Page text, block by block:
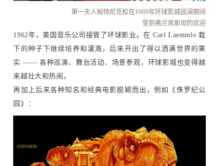
第一夫人帕特尼克松在1969年环球影城巡演期间
受到弗兰肯斯坦的欢迎
1962年，美国音乐公司接管了环球影业。在 Carl Laemmle 栽
下的种子下继续培养和灌溉，后来开出了得以洒满世界的果
实 —— 各种巡演、舞台活动、场景参观，环球影城也变得越
来越壮大和热闹。
再加上后来各种知名和经典电影脱颖而出，例如《侏罗纪公
园》：